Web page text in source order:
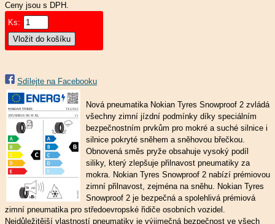
Ceny jsou s DPH.
Ks:
Sdílejte na Facebooku
Nová pneumatika Nokian Tyres Snowproof 2 zvládá
všechny zimní jízdní podmínky díky speciálním
bezpečnostním prvkům pro mokré a suché silnice i
silnice pokryté sněhem a sněhovou břečkou.
Obnovená směs pryže obsahuje vysoký podíl
siliky, který zlepšuje přilnavost pneumatiky za
mokra. Nokian Tyres Snowproof 2 nabízí prémiovou
zimní přilnavost, zejména na sněhu. Nokian Tyres
Snowproof 2 je bezpečná a spolehlivá prémiová
zimní pneumatika pro středoevropské řidiče osobních vozidel.
Nejdůležitější vlastností pneumatiky je výjimečná bezpečnost ve všech